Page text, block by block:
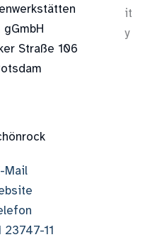
Straße 106
Mail
23747-11